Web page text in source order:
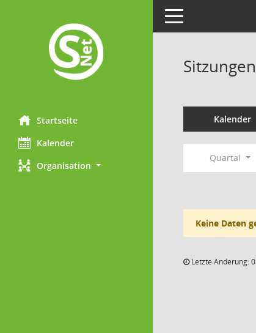
Startseite
Kalender
Organisation
Toggle navigation
Kalender
Quartal
Keine Daten
Letzte Änderung: